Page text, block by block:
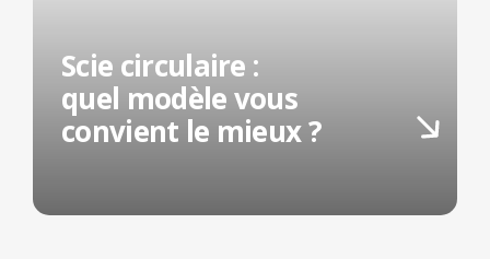
Scie circulaire :
quel modèle vous
convient le mieux ?